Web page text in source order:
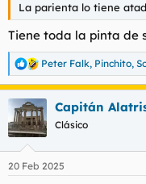
La parienta lo tiene
Tiene toda la pinta de
R
e
a
c
c
i
e
Peter Falk, Pinchito,
Capitán
Clásico
20 Feb 2025